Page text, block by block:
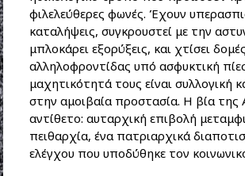
φιλελεύθερες φωνές. Έχουν
καταλήψεις, συγκρουστεί με την
μπλοκάρει εξορύξεις, και χτίσει δομές
αλληλοφροντίδας υπό ασφυκτική
μαχητικότητά τους είναι συλλογική
στην αμοιβαία προστασία. Η βία
αντίθετο: αυταρχική επιβολή
πειθαρχία, ένα πατριαρχικά
ελέγχου που υποδύθηκε τον